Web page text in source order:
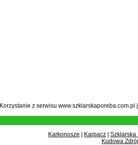
Korzystanie z serwisu
Karkonosze Karpacz
Szklarska
Kudowa